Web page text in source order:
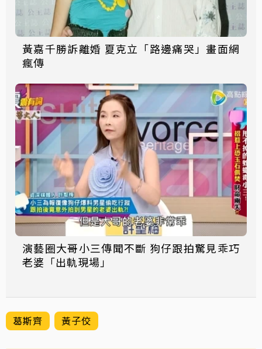
黃嘉千勝訴離婚 夏克立「路邊痛哭」畫面網
瘋傳
演藝圈大哥小三傳聞不斷 狗仔跟拍驚見乖巧
老婆「出軌現場」
葛斯齊 黃子佼